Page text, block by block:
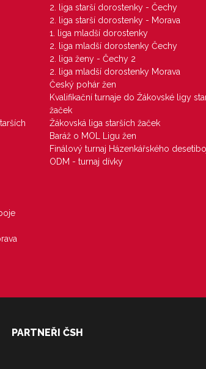
2. liga starší dorostenky - Čechy
2. liga starší dorostenky - Morava
1. liga mladší dorostenky
2. liga mladší dorostenky Čechy
2. liga ženy - Čechy 2
2. liga mladší dorostenky Morava
Český pohár žen
Kvalifikační turnaje do Žákovské ligy
žaček
Žákovská liga starších žaček
Baráž o MOL Ligu žen
Finálový turnaj Házenkářského
ODM - turnaj dívky
PARTNEŘI ČSH